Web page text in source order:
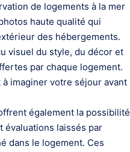
de logements à la mer
haute qualité qui
des hébergements.
visuel du style, du décor et
par chaque logement.
imaginer votre séjour avant
également la possibilité
évaluations laissés par
dans le logement. Ces